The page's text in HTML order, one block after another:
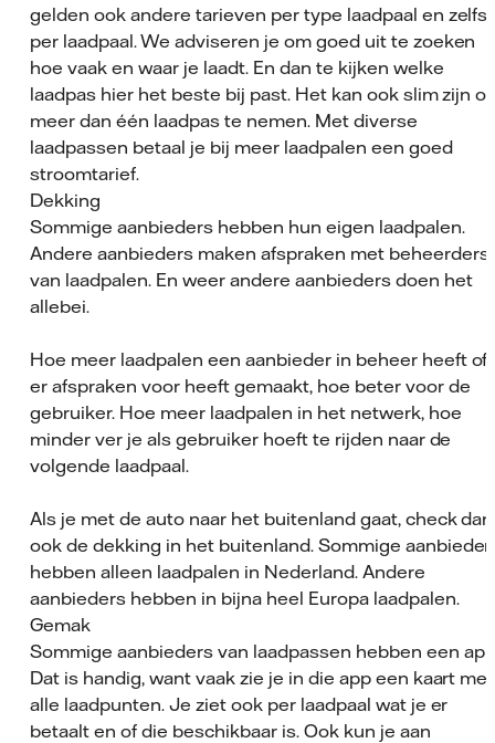
gelden ook andere tarieven per type laadpaal en zelfs
per laadpaal. We adviseren je om goed uit te zoeken
hoe vaak en waar je laadt. En dan te kijken welke
laadpas hier het beste bij past. Het kan ook slim zijn
meer dan één laadpas te nemen. Met diverse
laadpassen betaal je bij meer laadpalen een goed
stroomtarief.
Dekking
Sommige aanbieders hebben hun eigen laadpalen.
Andere aanbieders maken afspraken met beheerders
van laadpalen. En weer andere aanbieders doen het
allebei.
Hoe meer laadpalen een aanbieder in beheer heeft of
er afspraken voor heeft gemaakt, hoe beter voor de
gebruiker. Hoe meer laadpalen in het netwerk, hoe
minder ver je als gebruiker hoeft te rijden naar de
volgende laadpaal.
Als je met de auto naar het buitenland gaat, check dan
ook de dekking in het buitenland. Sommige
hebben alleen laadpalen in Nederland. Andere
aanbieders hebben in bijna heel Europa laadpalen.
Gemak
Sommige aanbieders van laadpassen hebben een
Dat is handig, want vaak zie je in die app een kaart met
alle laadpunten. Je ziet ook per laadpaal wat je er
betaalt en of die beschikbaar is. Ook kun je aan